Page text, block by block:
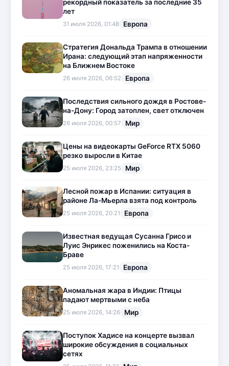
рекордный показатель за последние 35
лет
31 июля 2026, 01:48 Европа
Стратегия Дональда Трампа в отношении
Ирана: следующий этап напряженности
на Ближнем Востоке
26 июля 2026, 06:52 Европа
Последствия сильного дождя в Ростове-
на-Дону: Город затоплен, свет отключен
26 июля 2026, 00:57 Мир
Цены на видеокарты GeForce RTX 5060
резко выросли в Китае
25 июля 2026, 23:25 Мир
Лесной пожар в Испании: ситуация в
районе Ла-Мьерла взята под контроль
25 июля 2026, 20:21 Европа
Известная ведущая Сусанна Грисо и
Луис Энрикес поженились на Коста-
Браве
25 июля 2026, 17:21 Европа
Аномальная жара в Индии: Птицы
падают мертвыми с неба
25 июля 2026, 14:26 Мир
Поступок Хадисе на концерте вызвал
широкие обсуждения в социальных
сетях